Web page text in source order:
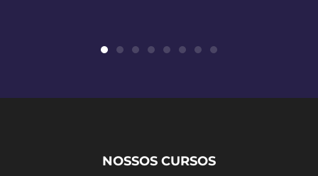
NOSSOS CURSOS